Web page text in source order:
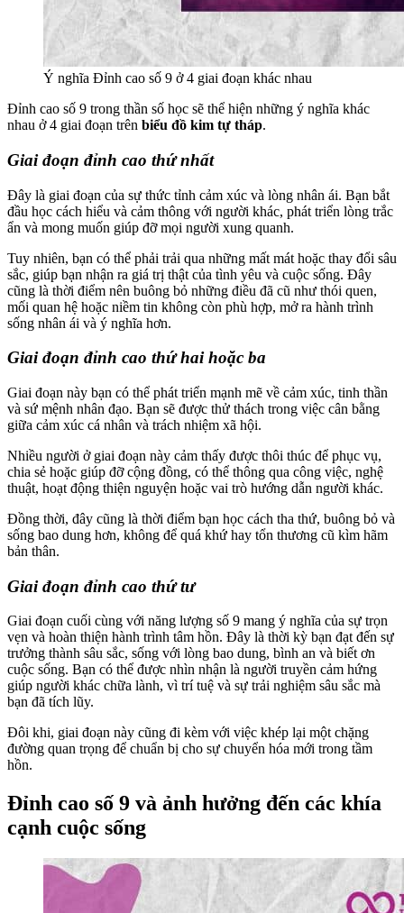
Ý nghĩa Đỉnh cao số 9 ở 4 giai đoạn khác nhau
Đỉnh cao số 9 trong thần số học sẽ thể hiện những ý nghĩa khác
nhau ở 4 giai đoạn trên biểu đồ kim tự tháp.
Giai đoạn đỉnh cao thứ nhất
Đây là giai đoạn của sự thức tỉnh cảm xúc và lòng nhân ái. Bạn bắt
đầu học cách hiểu và cảm thông với người khác, phát triển lòng trắc
ẩn và mong muốn giúp đỡ mọi người xung quanh.
Tuy nhiên, bạn có thể phải trải qua những mất mát hoặc thay đổi sâu
sắc, giúp bạn nhận ra giá trị thật của tình yêu và cuộc sống. Đây
cũng là thời điểm nên buông bỏ những điều đã cũ như thói quen,
mối quan hệ hoặc niềm tin không còn phù hợp, mở ra hành trình
sống nhân ái và ý nghĩa hơn.
Giai đoạn đỉnh cao thứ hai hoặc ba
Giai đoạn này bạn có thể phát triển mạnh mẽ về cảm xúc, tinh thần
và sứ mệnh nhân đạo. Bạn sẽ được thử thách trong việc cân bằng
giữa cảm xúc cá nhân và trách nhiệm xã hội.
Nhiều người ở giai đoạn này cảm thấy được thôi thúc để phục vụ,
chia sẻ hoặc giúp đỡ cộng đồng, có thể thông qua công việc, nghệ
thuật, hoạt động thiện nguyện hoặc vai trò hướng dẫn người khác.
Đồng thời, đây cũng là thời điểm bạn học cách tha thứ, buông bỏ và
sống bao dung hơn, không để quá khứ hay tổn thương cũ kìm hãm
bản thân.
Giai đoạn đỉnh cao thứ tư
Giai đoạn cuối cùng với năng lượng số 9 mang ý nghĩa của sự trọn
vẹn và hoàn thiện hành trình tâm hồn. Đây là thời kỳ bạn đạt đến sự
trưởng thành sâu sắc, sống với lòng bao dung, bình an và biết ơn
cuộc sống. Bạn có thể được nhìn nhận là người truyền cảm hứng
giúp người khác chữa lành, vì trí tuệ và sự trải nghiệm sâu sắc mà
bạn đã tích lũy.
Đôi khi, giai đoạn này cũng đi kèm với việc khép lại một chặng
đường quan trọng để chuẩn bị cho sự chuyển hóa mới trong tầm
hồn.
Đỉnh cao số 9 và ảnh hưởng đến các khía
cạnh cuộc sống